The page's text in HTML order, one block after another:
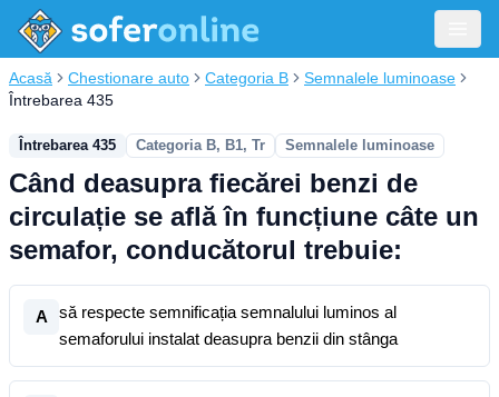
Acasă Chestionare auto Categoria B
Semnalele luminoase
Întrebarea 435
Întrebarea 435 Categoria B, B1, Tr Semnalele luminoase
Când deasupra fiecărei benzi de
circulație se află în funcțiune câte un
semafor, conducătorul trebuie:
A
să respecte semnificația semnalului luminos al
semaforului instalat deasupra benzii din stânga